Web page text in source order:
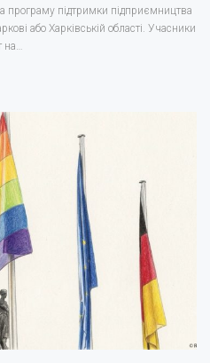
програму підтримки підприємництва
або Харківській області. Учасники
на…